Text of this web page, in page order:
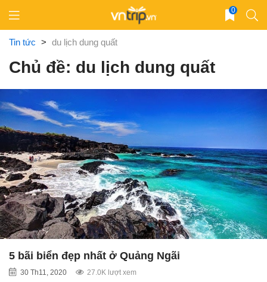
content
0
Tin tức > du lịch dung quất
Chủ đề: du lịch dung quất
5 bãi biển đẹp nhất ở Quảng Ngãi
30 Th11, 2020 27.0K lượt xem